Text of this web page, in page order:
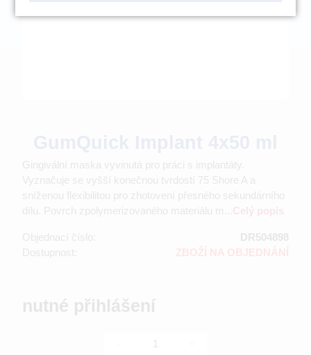
Gingivální maska vyvinutá pro práci s implantáty.
Vyznačuje se vyšší konečnou tvrdostí 75 Shore A a
sníženou flexibilitou pro zhotovení přesného sekundárního
dílu. Povrch zpolymerizovaného materiálu m...
Objednací číslo:
DR504898
Dostupnost:
ZBOŽÍ NA OBJEDNÁNÍ
nutné přihlášení